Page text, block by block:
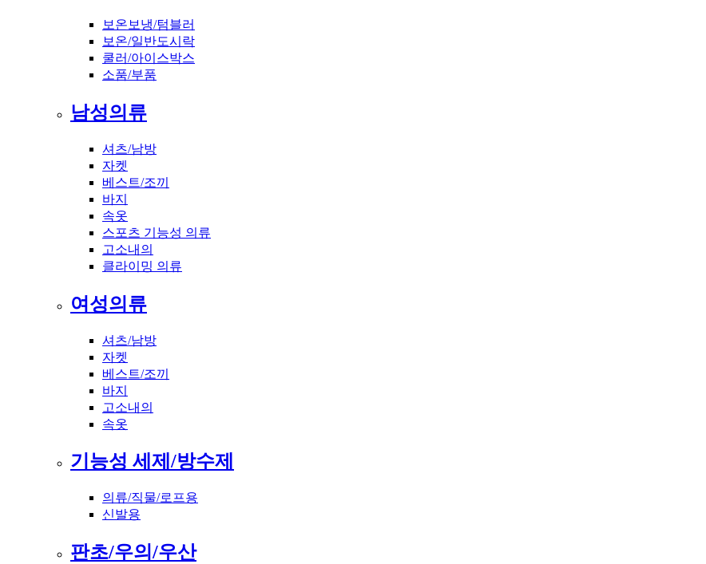
보온보냉/텀블러
보온/일반도시락
쿨러/아이스박스
소품/부품
남성의류
셔츠/남방
자켓
베스트/조끼
바지
속옷
스포츠 기능성 의류
고소내의
클라이밍 의류
여성의류
셔츠/남방
자켓
베스트/조끼
바지
고소내의
속옷
기능성 세제/방수제
의류/직물/로프용
신발용
판초/우의/우산